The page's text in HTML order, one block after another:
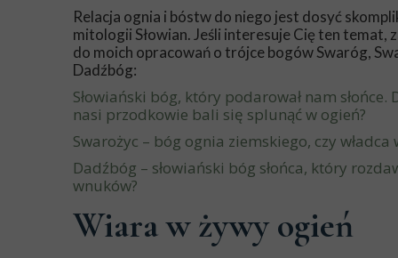
Relacja ognia i bóstw do niego jest dosyć
mitologii Słowian. Jeśli interesuje Cię ten temat,
do moich opracowań o trójce bogów Swaróg,
Dadźbóg:
Słowiański bóg, który podarował nam słońce.
nasi przodkowie bali się splunąć w ogień?
Swarożyc – bóg ognia ziemskiego, czy
Dadźbóg – słowiański bóg słońca, który
wnuków?
Wiara w żywy ogień